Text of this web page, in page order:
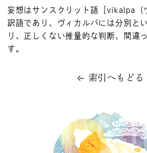
妄想はサンスクリット語［vikalpa（
訳語であり、ヴィカルパには分別と
り、正しくない推量的な判断、間違
す。
索引へもどる